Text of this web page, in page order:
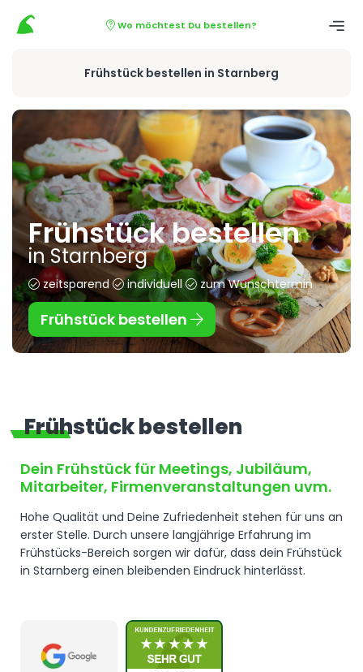
Wo möchtest Du bestellen?
Frühstück bestellen in Starnberg
Frühstück bestellen
in Starnberg
zeitsparend individuell zum Wunschtermin
Frühstück bestellen
Frühstück bestellen
Dein Frühstück für Meetings, Jubiläum,
Mitarbeiter, Firmenveranstaltungen uvm.
Hohe Qualität und Deine Zufriedenheit stehen für uns an
erster Stelle. Durch unsere langjährige Erfahrung im
Frühstücks-Bereich sorgen wir dafür, dass dein Frühstück
in Starnberg einen bleibenden Eindruck hinterlässt.